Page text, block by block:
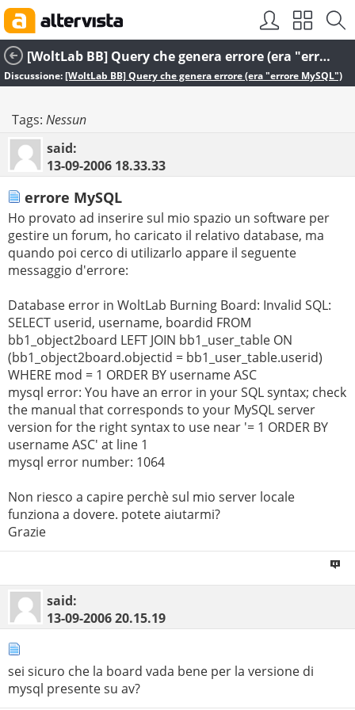
[WoltLab BB] Query che genera errore (era "errore MySQL")
Discussione:[WoltLab BB] Query che genera errore (era "errore MySQL")
Tags: Nessun
said:
13-09-2006 18.33.33
errore MySQL
Ho provato ad inserire sul mio spazio un software per
gestire un forum, ho caricato il relativo database, ma
quando poi cerco di utilizarlo appare il seguente
messaggio d'errore:
Database error in WoltLab Burning Board: Invalid SQL:
SELECT userid, username, boardid FROM
bb1_object2board LEFT JOIN bb1_user_table ON
(bb1_object2board.objectid = bb1_user_table.userid)
WHERE mod = 1 ORDER BY username ASC
mysql error: You have an error in your SQL syntax; check
the manual that corresponds to your MySQL server
version for the right syntax to use near '= 1 ORDER BY
username ASC' at line 1
mysql error number: 1064
Non riesco a capire perchè sul mio server locale
funziona a dovere. potete aiutarmi?
Grazie
said:
13-09-200620.15.19
sei sicuro che la board vada bene per la versione di
mysql presente su av?